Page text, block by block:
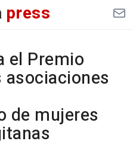
press
el Premio
asociaciones
de mujeres